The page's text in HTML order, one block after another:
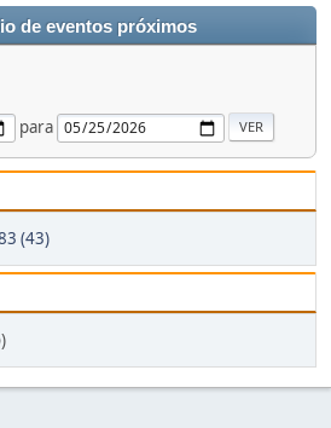
de eventos próximos
para
(43)